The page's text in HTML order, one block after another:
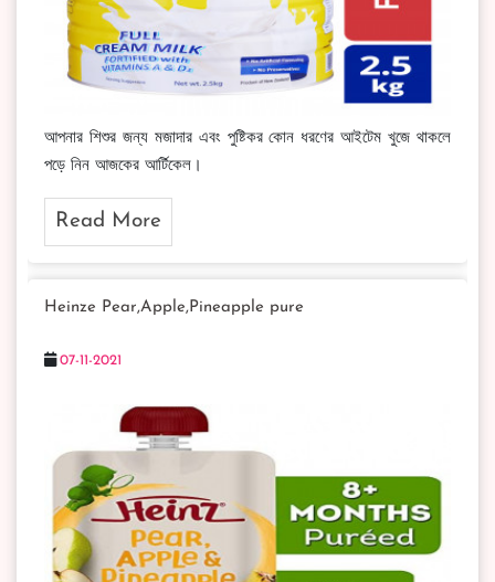
আপনার শিশুর জন্য মজাদার এবং পুষ্টিকর কোন ধরণের আইটেম খুজে থাকলে
পড়ে নিন আজকের আর্টিকেল।
Read More
Heinze Pear,Apple,Pineapple pure
07-11-2021